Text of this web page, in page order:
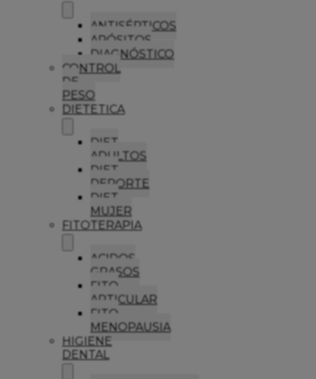
ANTISÉPTICOS
APÓSITOS
DIAGNÓSTICO
CONTROL
DE
PESO
DIETETICA
DIET
ADULTOS
DIET
DEPORTE
DIET
MUJER
FITOTERAPIA
ACIDOS
GRASOS
FITO
ARTICULAR
FITO
MENOPAUSIA
HIGIENE
DENTAL